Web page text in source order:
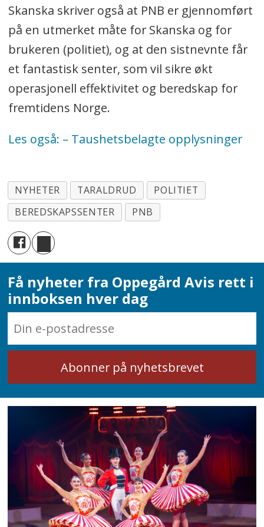
Skanska skriver også at PNB er gjennomført
på en utmerket måte for Skanska og for
brukeren (politiet), og at den sistnevnte får
et fantastisk senter, som vil sikre økt
operasjonell effektivitet og beredskap for
fremtidens Norge.
Les også: – Taushetsbelagte opplysninger
NYHETER TARALDRUD
POLITIET
BEREDSKAPSSENTER
PNB
Få nyheter fra Oppegård Avis rett i
innboksen hver dag